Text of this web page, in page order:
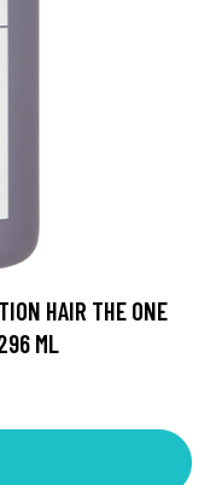
HAIR THE ONE
ML